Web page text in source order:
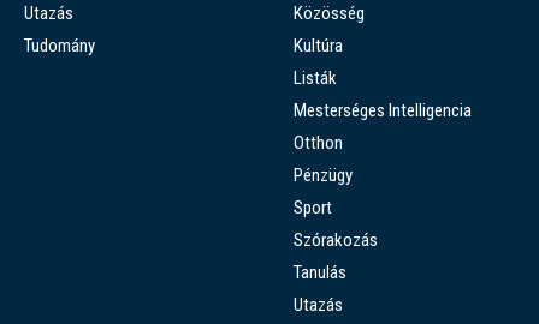
Utazás
Tudomány
Közösség
Kultúra
Listák
Mesterséges Intelligencia
Otthon
Pénzügy
Sport
Szórakozás
Tanulás
Utazás